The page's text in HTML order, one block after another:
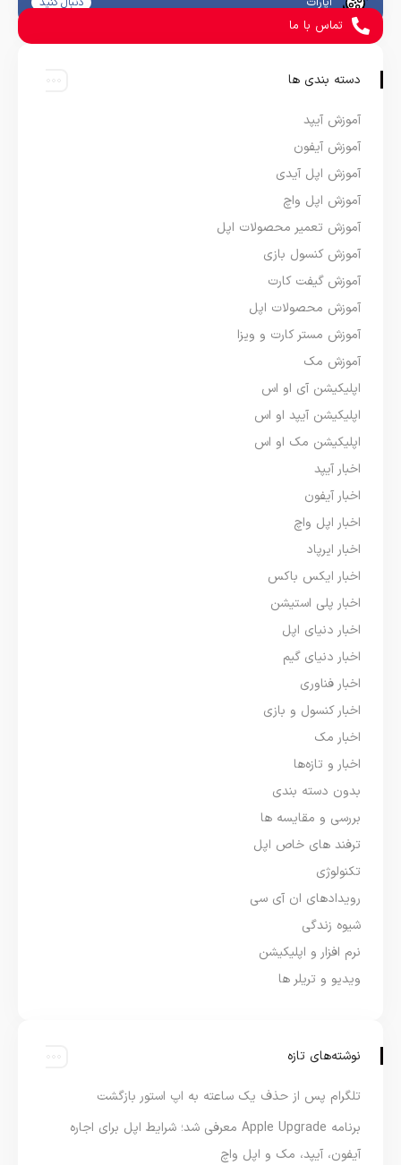
تماس با ما
دسته بندی ها
آموزش آیپد
آموزش آیفون
آموزش اپل آیدی
آموزش اپل واچ
آموزش تعمیر محصولات اپل
آموزش کنسول بازی
آموزش گیفت کارت
آموزش محصولات اپل
آموزش مستر کارت و ویزا
آموزش مک
اپلیکیشن آی او اس
اپلیکیشن آیپد او اس
اپلیکیشن مک او اس
اخبار آیپد
اخبار آیفون
اخبار اپل واچ
اخبار ایرپاد
اخبار ایکس باکس
اخبار پلی استیشن
اخبار دنیای اپل
اخبار دنیای گیم
اخبار فناوری
اخبار کنسول و بازی
اخبار مک
اخبار و تازه‌ها
بدون دسته بندی
بررسی و مقایسه ها
ترفند های خاص اپل
تکنولوژی
رویدادهای ان آی سی
شیوه زندگی
نرم افزار و اپلیکیشن
ویدیو و تریلر ها
نوشته‌های تازه
تلگرام پس از حذف یک ساعته به اپ استور بازگشت
برنامه Apple Upgrade معرفی شد؛ شرایط اپل برای اجاره
آیفون، آیپد، مک و اپل واچ